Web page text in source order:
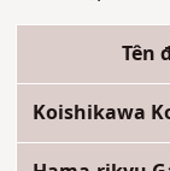
Tên
Koishikawa